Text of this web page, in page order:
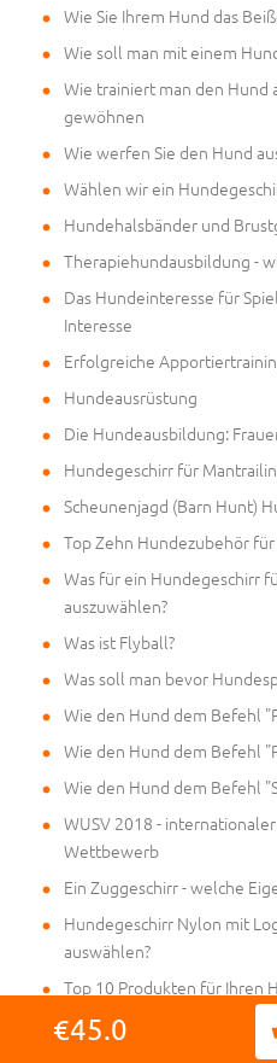
€45.0
Wie Sie Ihrem Hund das
Wie soll man mit einem
Wie trainiert man den Hund
gewöhnen
Wie werfen Sie den Hund
Wählen wir ein
Hundehalsbänder und
Therapiehundausbildung -
Das Hundeinteresse für
Interesse
Erfolgreiche
Hundeausrüstung
Die Hundeausbildung:
Hundegeschirr für
Scheunenjagd (Barn Hunt)
Top Zehn Hundezubehör
Was für ein Hundegeschirr
auszuwählen?
Was ist Flyball?
Was soll man bevor
Wie den Hund dem Befehl
Wie den Hund dem Befehl
Wie den Hund dem Befehl
WUSV 2018 -
Wettbewerb
Ein Zuggeschirr - welche
Hundegeschirr Nylon mit
auswählen?
Top 10 Produkten für Ihren
Führhundgeschirr aus Nylon